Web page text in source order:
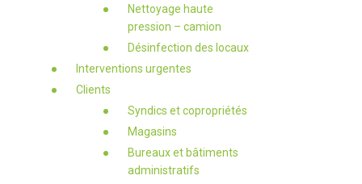
Nettoyage haute
pression – camion
Désinfection des locaux
Interventions urgentes
Clients
Syndics et copropriétés
Magasins
Bureaux et bâtiments
administratifs